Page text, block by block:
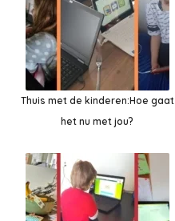
Thuis met de kinderen:Hoe gaat
het nu met jou?